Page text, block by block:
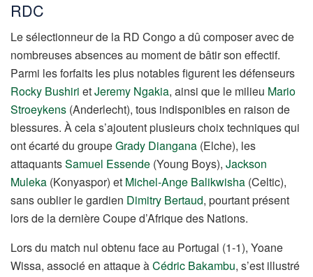
RDC
Le sélectionneur de la RD Congo a dû composer avec de
nombreuses absences au moment de bâtir son effectif.
Parmi les forfaits les plus notables figurent les défenseurs
Rocky Bushiri etJeremy Ngakia, ainsi que le milieu Mario
Stroeykens (Anderlecht), tous indisponibles en raison de
blessures. À cela s’ajoutent plusieurs choix techniques qui
ont écarté du groupeGrady Diangana (Elche), les
attaquantsSamuel Essende (Young Boys), Jackson
Muleka (Konyaspor) et Michel-Ange Balikwisha (Celtic),
sans oublier le gardien Dimitry Bertaud, pourtant présent
lors de la dernière Coupe d’Afrique des Nations.
Lors du match nul obtenu face au Portugal (1-1), Yoane
Wissa, associé en attaque àCédric Bakambu, s’est illustré